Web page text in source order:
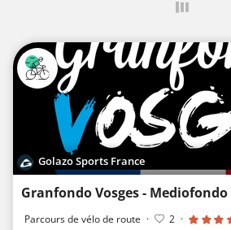
Golazo Sports France
Granfondo Vosges - Mediofondo
Parcours de vélo de route · 2 ·